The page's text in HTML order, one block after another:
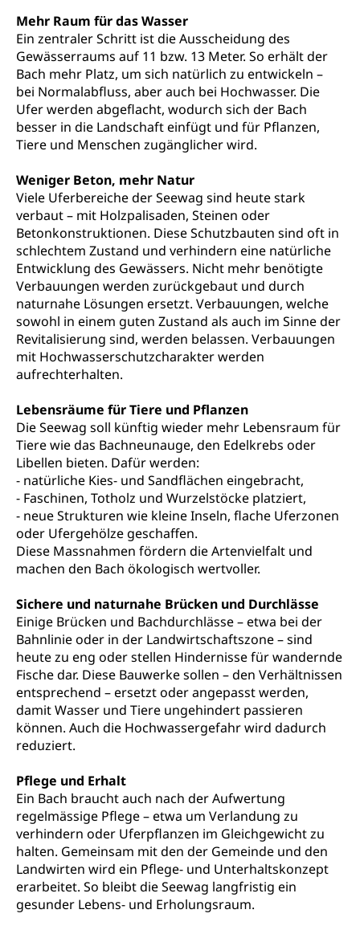
Mehr Raum für das Wasser
Ein zentraler Schritt ist die Ausscheidung des
Gewässerraums auf 11 bzw. 13 Meter. So erhält der
Bach mehr Platz, um sich natürlich zu entwickeln –
bei Normalabfluss, aber auch bei Hochwasser. Die
Ufer werden abgeflacht, wodurch sich der Bach
besser in die Landschaft einfügt und für Pflanzen,
Tiere und Menschen zugänglicher wird.
Weniger Beton, mehr Natur
Viele Uferbereiche der Seewag sind heute stark
verbaut – mit Holzpalisaden, Steinen oder
Betonkonstruktionen. Diese Schutzbauten sind oft in
schlechtem Zustand und verhindern eine natürliche
Entwicklung des Gewässers. Nicht mehr benötigte
Verbauungen werden zurückgebaut und durch
naturnahe Lösungen ersetzt. Verbauungen, welche
sowohl in einem guten Zustand als auch im Sinne der
Revitalisierung sind, werden belassen. Verbauungen
mit Hochwasserschutzcharakter werden
aufrechterhalten.
Lebensräume für Tiere und Pflanzen
Die Seewag soll künftig wieder mehr Lebensraum für
Tiere wie das Bachneunauge, den Edelkrebs oder
Libellen bieten. Dafür werden:
- natürliche Kies- und Sandflächen eingebracht,
- Faschinen, Totholz und Wurzelstöcke platziert,
- neue Strukturen wie kleine Inseln, flache Uferzonen
oder Ufergehölze geschaffen.
Diese Massnahmen fördern die Artenvielfalt und
machen den Bach ökologisch wertvoller.
Sichere und naturnahe Brücken und Durchlässe
Einige Brücken und Bachdurchlässe – etwa bei der
Bahnlinie oder in der Landwirtschaftszone – sind
heute zu eng oder stellen Hindernisse für wandernde
Fische dar. Diese Bauwerke sollen – den Verhältnissen
entsprechend – ersetzt oder angepasst werden,
damit Wasser und Tiere ungehindert passieren
können. Auch die Hochwassergefahr wird dadurch
reduziert.
Pflege und Erhalt
Ein Bach braucht auch nach der Aufwertung
regelmässige Pflege – etwa um Verlandung zu
verhindern oder Uferpflanzen im Gleichgewicht zu
halten. Gemeinsam mit den der Gemeinde und den
Landwirten wird ein Pflege- und Unterhaltskonzept
erarbeitet. So bleibt die Seewag langfristig ein
gesunder Lebens- und Erholungsraum.
Abfall und Entsorgung
Gemeindeverbände für Abfallentsorgung
Boden, Natur und Landschaft
Bodenschutz, Landschaftsschutz, Gewässerschutz,
Naturschutz, Umweltschutz
Natur (Dienststelle Landwirtschaft und
Wald)
Natur- und Lanschaftsschutz (GEO-Portal
Boden
Chemie und Gifte
Giftabfälle, Giftmüll, Schadstoffe, Giftstoffe, Störfall
Luzern)
Liegenschaft, Immobilie, Grundstück
ÖREB-Kataster
Grundeigentümerabfrage
Energie
Strom, Energieversorgung, Stromversorgung,
Energieverbrauch, Stromverbrauch, Energiequelle,
Windenergie, Wasserkraft, Sonnenenergie, fossile
Energie, erneuerbare Energie, Biomasse
Energiefachstellenkonferenz Zentralschweiz
Grundbuch
Grundbucheintrag, Grundbuchamt,
Grundeigentum, Grundstück
Grundbuch
Grundbuchplan mit Eigentümerabfrage
(Geoportal)
Luft und Klima
Luftreinhaltung, Luftverschmutzung, Klimaschutz,
Klimaveränderung, Treibhauseffekt
Atmosphäre, Luft, Klima (Geoportal)
Klima
Raumplanung
Raumplan, Nutzungsplan
Raumdatenpool
Richtplanung Kanton Luzern (ARE)
Raum und Wirtschaft rawi